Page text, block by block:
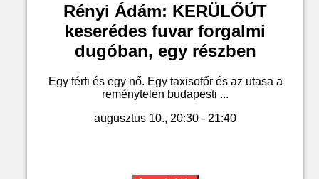
Rényi Ádám: KERÜLŐÚT
keserédes fuvar forgalmi
dugóban, egy részben
Egy férfi és egy nő. Egy taxisofőr és az utasa a
reménytelen budapesti ...
augusztus 10., 20:30 - 21:40